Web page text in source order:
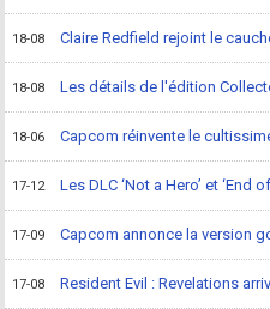
18-08 Claire Redfield rejoint le
18-08 Les détails de l'édition
18-06 Capcom réinvente le
17-12 Les DLC ‘Not a Hero’ et ‘End
17-09 Capcom annonce la version
17-08 Resident Evil : Revelations